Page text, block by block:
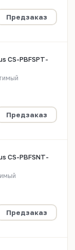
Предзаказ
CS-PBFSPT-
Предзаказ
CS-PBFSNT-
Предзаказ